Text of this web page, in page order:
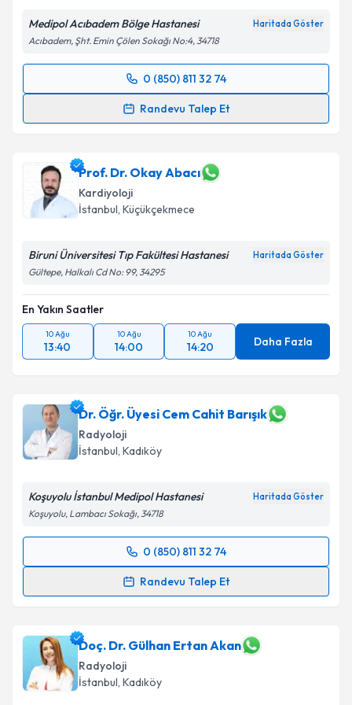
Kişisel verilerimin işlenmesine ilişkinAydınlatma
'ni okudum ve kişisel verilerimin belirtilen
kapsamda işlenmesini kabul ediyorum.
Medipol Acıbadem Bölge Hastanesi Haritada Göster
Acıbadem, Şht. Emin Çölen Sokağı No:4, 34718
0 (850) 811 32 74
Randevu Talep Et
Randevu Takvimi Talebi
için bir takvim hazırlandığında e-posta ile
bilgilendireceğiz.
E-posta Adresiniz
Kişisel verilerimin işlenmesine ilişkinAydınlatma
Metni
kapsamda işlenmesini kabul ediyorum.
Prof. Dr. Okay Abacı
Kardiyoloji
İstanbul, Küçükçekmece
Biruni Üniversitesi Tıp Fakültesi Hastanesi Haritada Göster
Gültepe, Halkalı Cd No: 99, 34295
En Yakın Saatler
10 Ağu
13:40
10 Ağu
14:00
10 Ağu
14:20 Daha Fazla
Dr. Öğr. Üyesi Cem Cahit Barışık
Radyoloji
İstanbul, Kadıköy
Koşuyolu İstanbul Medipol Hastanesi Haritada Göster
Koşuyolu, Lambacı Sokağı, 34718
0 (850) 811 32 74
Randevu Talep Et
Randevu Takvimi Talebi
almanız için bir takvim hazırlandığında e-posta ile
bilgilendireceğiz.
E-posta Adresiniz
Doç. Dr. Gülhan Ertan Akan
Radyoloji
İstanbul, Kadıköy